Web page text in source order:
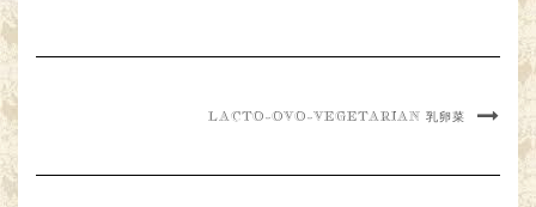
LACTO-OVO-VEGETARIAN 乳卵菜